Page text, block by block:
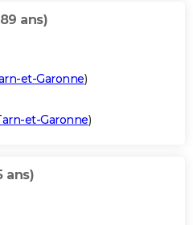
ans)
et-Garonne)
et-Garonne)
ans)